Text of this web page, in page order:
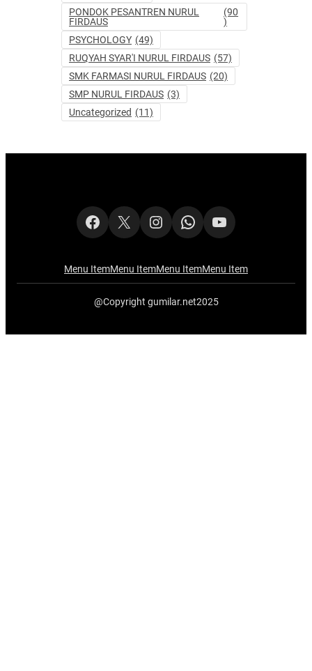
PONDOK PESANTREN NURUL
FIRDAUS
(90
)
PSYCHOLOGY (49)
RUQYAH SYAR'I NURUL FIRDAUS (57)
SMK FARMASI NURUL FIRDAUS (20)
SMP NURUL FIRDAUS (3)
Uncategorized (11)
Facebook
X Instagram
WhatsApp
YouTube
Menu ItemMenu ItemMenu ItemMenu Item
@Copyright gumilar.net2025